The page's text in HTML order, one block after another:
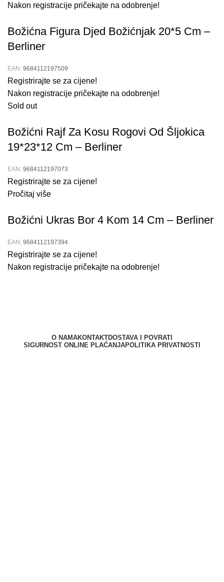
Nakon registracije pričekajte na odobrenje!
Božićna Figura Djed Božićnjak 20*5 Cm –
Berliner
EAN: 9684112197509
Registrirajte se za cijene!
Nakon registracije pričekajte na odobrenje!
Sold out
Božićni Rajf Za Kosu Rogovi Od Šljokica
19*23*12 Cm – Berliner
EAN: 9684112197073
Registrirajte se za cijene!
Pročitaj više
Božićni Ukras Bor 4 Kom 14 Cm – Berliner
EAN: 9684112197394
Registrirajte se za cijene!
Nakon registracije pričekajte na odobrenje!
O NAMAKONTAKTDOSTAVA I POVRATI
SIGURNOST ONLINE PLAĆANJAPOLITIKA PRIVATNOSTI